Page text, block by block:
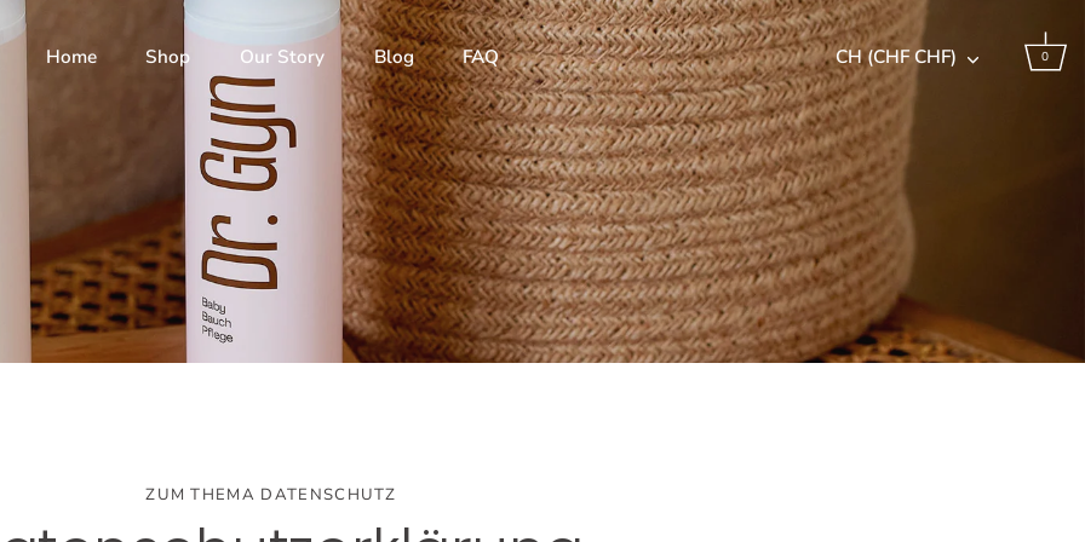
Home Shop Our Story Blog FAQ Währung
CH (CHF CHF) 0
ZUM THEMA DATENSCHUTZ